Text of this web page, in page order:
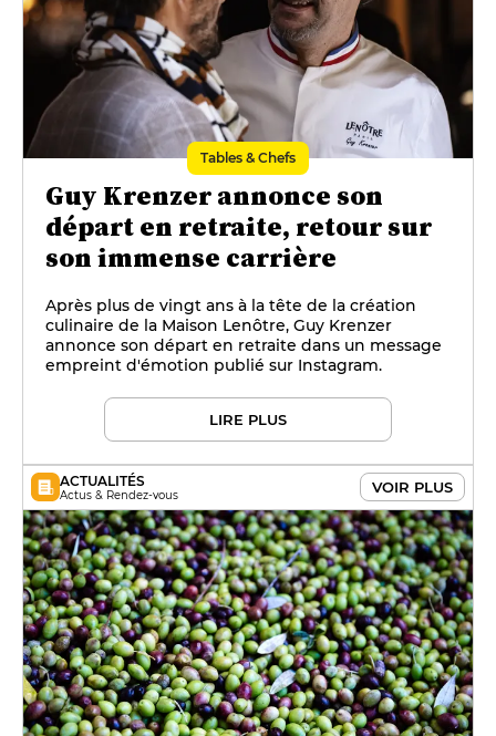
Tables & Chefs
Guy Krenzer annonce son
départ en retraite, retour sur
son immense carrière
Après plus de vingt ans à la tête de la création
culinaire de la Maison Lenôtre, Guy Krenzer
annonce son départ en retraite dans un message
empreint d'émotion publié sur Instagram.
LIRE PLUS
ACTUALITÉS
Actus & Rendez-vous VOIR PLUS